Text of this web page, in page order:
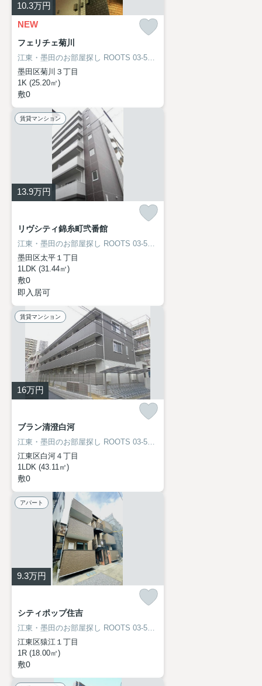
10.3万円
NEW
フェリチェ菊川
江東・墨田のお部屋探し ROOTS 03-5638-8866
墨田区菊川３丁目
1K (25.20㎡)
敷0
賃貸マンション
13.9万円
リヴシティ錦糸町弐番館
江東・墨田のお部屋探し ROOTS 03-5638-8866
墨田区太平１丁目
1LDK (31.44㎡)
敷0
即入居可
賃貸マンション
16万円
ブラン清澄白河
江東・墨田のお部屋探し ROOTS 03-5638-8866
江東区白河４丁目
1LDK (43.11㎡)
敷0
アパート
9.3万円
シティポップ住吉
江東・墨田のお部屋探し ROOTS 03-5638-8866
江東区猿江１丁目
1R (18.00㎡)
敷0